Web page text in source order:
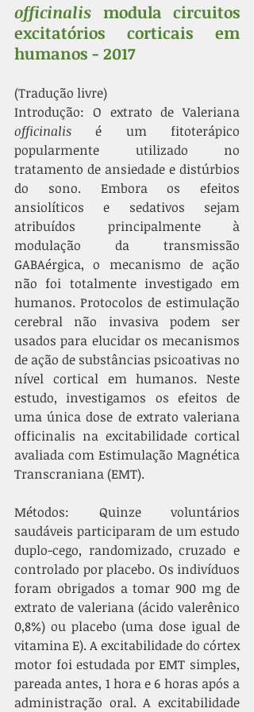
officinalis modula circuitos
excitatórios corticais em
humanos - 2017
(Tradução livre)
officinalis é um fitoterápico
popularmente utilizado no
tratamento de ansiedade e distúrbios
do sono. Embora os efeitos
ansiolíticos e sedativos sejam
atribuídos principalmente à
modulação da transmissão
GABAérgica, o mecanismo de ação
não foi totalmente investigado em
humanos. Protocolos de estimulação
cerebral não invasiva podem ser
usados para elucidar os mecanismos
de ação de substâncias psicoativas no
nível cortical em humanos. Neste
estudo, investigamos os efeitos de
uma única dose de extrato valeriana
officinalis na excitabilidade cortical
avaliada com Estimulação Magnética
Transcraniana (EMT).
Métodos: Quinze voluntários
saudáveis participaram de um estudo
duplo-cego, randomizado, cruzado e
controlado por placebo. Os indivíduos
foram obrigados a tomar 900 mg de
extrato de valeriana (ácido valerênico
0,8%) ou placebo (uma dose igual de
vitamina E). A excitabilidade do córtex
motor foi estudada por EMT simples,
pareada antes, 1 hora e 6 horas após a
administração oral. A excitabilidade